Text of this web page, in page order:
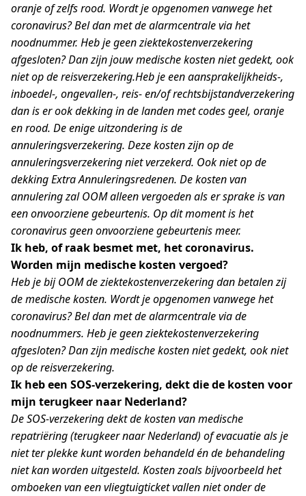
oranje of zelfs rood. Wordt je opgenomen vanwege het
coronavirus? Bel dan met de alarmcentrale via het
noodnummer. Heb jegeen ziektekostenverzekering
afgesloten? Dan zijn jouw medische kosten niet gedekt, ook
niet op de reisverzekering.Heb je een aansprakelijkheids-,
inboedel-, ongevallen-, reis- en/of rechtsbijstandverzekering
dan is er ook dekking in de landen met codes geel, oranje
en rood. De enige uitzondering is de
annuleringsverzekering. Deze kosten zijn op de
annuleringsverzekering niet verzekerd. Ook niet op de
dekking Extra Annuleringsredenen. De kosten van
annulering zal OOM alleen vergoeden als er sprake is van
een onvoorziene gebeurtenis. Op dit moment is het
coronavirus geen onvoorziene gebeurtenis meer.
Ik heb, of raak besmet met, het coronavirus.
Worden mijn medische kosten vergoed?
Heb je bij OOM de ziektekostenverzekering dan betalen zij
de medische kosten. Wordt je opgenomen vanwege het
coronavirus? Bel dan met de alarmcentrale via de
noodnummers. Heb je geen ziektekostenverzekering
afgesloten? Dan zijn medische kosten niet gedekt, ook niet
op de reisverzekering.
Ik heb een SOS-verzekering, dekt die de kosten voor
mijn terugkeer naar Nederland?
De SOS-verzekering dekt de kosten van medische
repatriëring (terugkeer naar Nederland) of evacuatie als je
niet ter plekke kunt worden behandeld én de behandeling
niet kan worden uitgesteld. Kosten zoals bijvoorbeeld het
omboeken van een vliegtuigticket vallen niet onder de